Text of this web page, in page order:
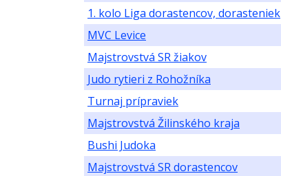
1. kolo Liga dorastencov, dorasteniek
MVC Levice
Majstrovstvá SR žiakov
Judo rytieri z Rohožníka
Turnaj prípraviek
Majstrovstvá Žilinského kraja
Bushi Judoka
Majstrovstvá SR dorastencov